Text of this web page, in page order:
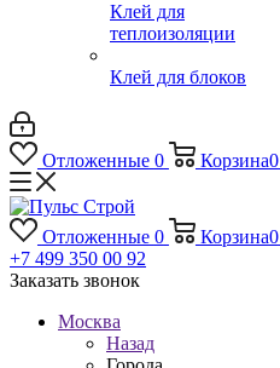
Клей для
теплоизоляции
Клей для блоков
Отложенные 0 Корзина0
Отложенные 0 Корзина0
+7 499 350 00 92
Заказать звонок
Москва
Назад